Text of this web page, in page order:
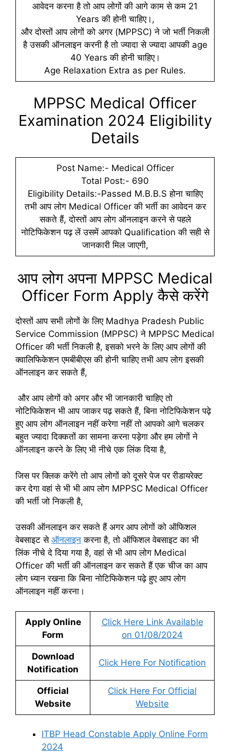
आवेदन करना है तो आप लोगों की आगे काम से कम 21
Years की होनी चाहिए।,
और दोस्तों आप लोगों को अगर (MPPSC) ने जो भर्ती निकली
है उसकी ऑनलाइन करनी है तो ज्यादा से ज्यादा आपकी age
40 Years की होनी चाहिए।
Age Relaxation Extra as per Rules.
MPPSC Medical Officer
Examination 2024 Eligibility
Details
Post Name:- Medical Officer
Total Post:- 690
Eligibility Details:-Passed M.B.B.S होना चाहिए
तभी आप लोग Medical Officer की भर्ती का आवेदन कर
सकते हैं, दोस्तों आप लोग ऑनलाइन करने से पहले
नोटिफिकेशन पढ़ लें उसमें आपको Qualification की सही से
जानकारी मिल जाएगी,
आप लोग अपना MPPSC Medical
Officer Form Apply कैसे करेंगे
दोस्तों आप सभी लोगों के लिए Madhya Pradesh Public
Service Commission (MPPSC) ने MPPSC Medical
Officer की भर्ती निकली है, इसको भरने के लिए आप लोगों की
क्वालिफिकेशन एमबीबीएस की होनी चाहिए तभी आप लोग इसकी
ऑनलाइन कर सकते हैं,
और आप लोगों को अगर और भी जानकारी चाहिए तो
नोटिफिकेशन भी आप जाकर पढ़ सकते हैं, बिना नोटिफिकेशन पढ़े
हुए आप लोग ऑनलाइन नहीं करेगा नहीं तो आपको आगे चलकर
बहुत ज्यादा दिक्कतों का सामना करना पड़ेगा और हम लोगों ने
ऑनलाइन करने के लिए भी नीचे एक लिंक दिया है,
जिस पर क्लिक करेंगे तो आप लोगों को दूसरे पेज पर रीडायरेक्ट
कर देगा वहां से भी भी आप लोग MPPSC Medical Officer
की भर्ती जो निकली है,
उसकी ऑनलाइन कर सकते हैं अगर आप लोगों को ऑफिशल
वेबसाइट से ऑनलाइन करना है, तो ऑफिशल वेबसाइट का भी
लिंक नीचे दे दिया गया है, वहां से भी आप लोग Medical
Officer की भर्ती की ऑनलाइन कर सकते हैं एक चीज का आप
लोग ध्यान रखना कि बिना नोटिफिकेशन पढ़े हुए आप लोग
ऑनलाइन नहीं करना।
Apply Online
Form
Click Here Link Available
on 01/08/2024
Download
Notification
Click Here For Notification
Official
Website
Click Here For Official
Website
ITBP Head Constable Apply Online Form
2024